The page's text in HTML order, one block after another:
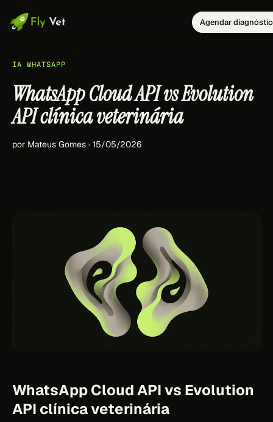
Agendar
IA WHATSAPP
WhatsApp Cloud API vs Evolution
API clínica veterinária
por Mateus Gomes · 15/05/2026
WhatsApp Cloud API vs Evolution
API clínica veterinária